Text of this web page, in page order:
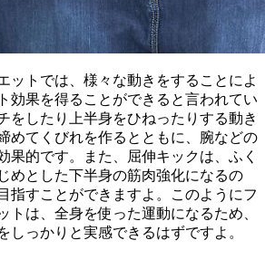
ットでは、様々な動きをすることによ
効果を得ることができると言われてい
をしたり上半身をひねったりする動き
めてくびれを作るとともに、腕などの
果的です。また、屈伸キックは、ふく
めとした下半身の筋肉強化になるの
指すことができますよ。このようにフ
トは、全身を使った運動になるため、
しっかりと実感できるはずですよ。